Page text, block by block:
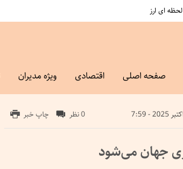
ای ارز
صفحه اصلی اقتصادی ویژه مدیران
چاپ خبر 0 نظر
جهان می‌شود